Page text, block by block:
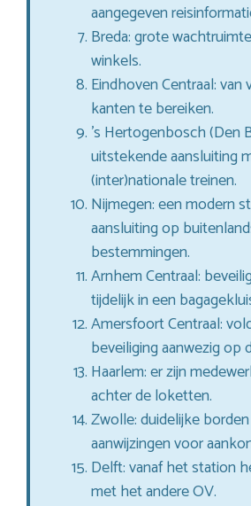
aangegeven
Breda: grote
winkels.
Eindhoven Centraal:
kanten te bereiken.
’s Hertogenbosch (Den
uitstekende aansluiting
(inter)nationale treinen.
Nijmegen: een modern
aansluiting op
bestemmingen.
Arnhem Centraal:
tijdelijk in een
Amersfoort Centraal:
beveiliging aanwezig op
Haarlem: er zijn
achter de loketten.
Zwolle: duidelijke
aanwijzingen voor
Delft: vanaf het station
met het andere OV.